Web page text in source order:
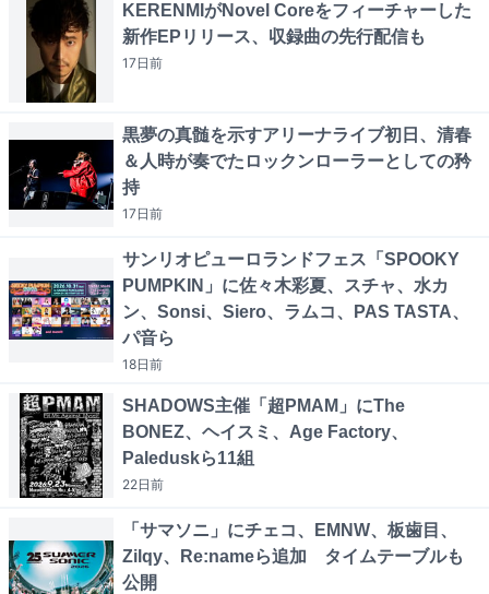
KERENMIがNovel Coreをフィーチャーした
新作EPリリース、収録曲の先行配信も
17日前
黒夢の真髄を示すアリーナライブ初日、清春
＆人時が奏でたロックンローラーとしての矜
持
17日前
サンリオピューロランドフェス「SPOOKY
PUMPKIN」に佐々木彩夏、スチャ、水カ
ン、Sonsi、Siero、ラムコ、PAS TASTA、
パ音ら
18日前
SHADOWS主催「超PMAM」にThe
BONEZ、ヘイスミ、Age Factory、
Paleduskら11組
22日前
「サマソニ」にチェコ、EMNW、板歯目、
Zilqy、Re:nameら追加 タイムテーブルも
公開